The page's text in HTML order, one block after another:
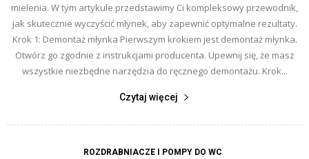
mielenia. W tym artykule przedstawimy Ci kompleksowy przewodnik,
jak skutecznie wyczyścić młynek, aby zapewnić optymalne rezultaty.
Krok 1: Demontaż młynka Pierwszym krokiem jest demontaż młynka.
Otwórz go zgodnie z instrukcjami producenta. Upewnij się, że masz
wszystkie niezbędne narzędzia do ręcznego demontażu. Krok...
Czytaj więcej
ROZDRABNIACZE I POMPY DO WC